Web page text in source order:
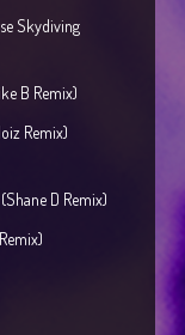
Skydiving
B Remix)
Remix)
D Remix)